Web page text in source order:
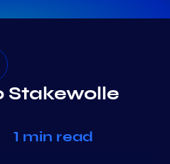
Stakewolle
1 min read